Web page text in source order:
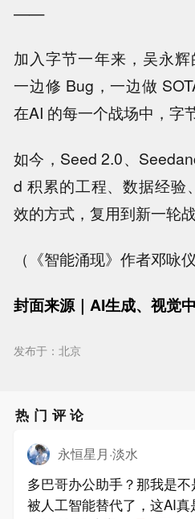
——
加入字节一年来，吴永
一边修 Bug，一边做
在AI 的每一个战场中，字
如今，Seed 2.0、
d 积累的工程、数据经验
效的方式，复用到新一轮战
（《智能涌现》作者邓咏
封面来源｜AI生成、视觉
发布于：北京
热门评论
永恒星月·淡水
多巴哥办公助手？那我是
被人工智能替代了，这AI真